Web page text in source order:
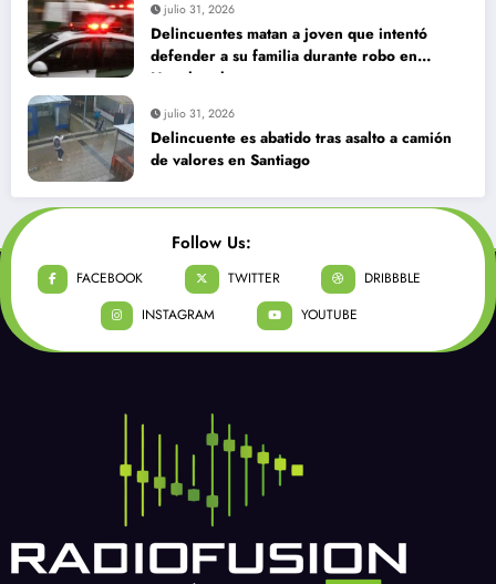
julio 31, 2026
Delincuentes matan a joven que intentó
defender a su familia durante robo en
Huechuraba
julio 31, 2026
Delincuente es abatido tras asalto a camión
de valores en Santiago
Follow Us:
FACEBOOK TWITTER
DRIBBBLE
INSTAGRAM
YOUTUBE